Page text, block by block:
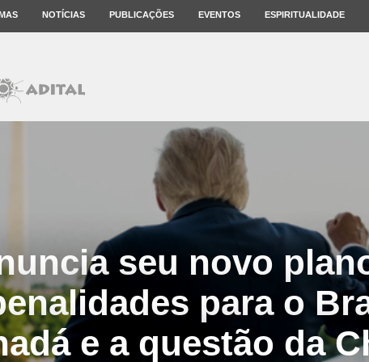
NOTÍCIAS PUBLICAÇÕES EVENTOS ESPIRITUALIDADE
seu novo
para o
e a questão da